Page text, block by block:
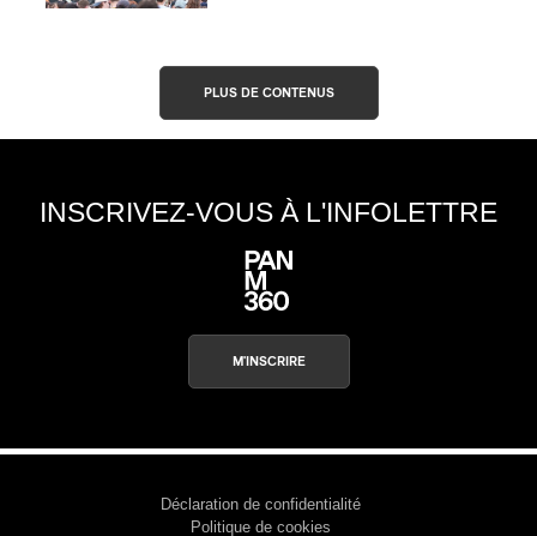
PLUS DE CONTENUS
INSCRIVEZ-VOUS À L'INFOLETTRE
M'INSCRIRE
Déclaration de confidentialité
Politique de cookies